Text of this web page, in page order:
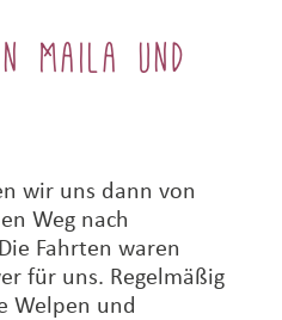
Maila und
wir uns dann von
Weg nach
Fahrten waren
für uns. Regelmäßig
Welpen und